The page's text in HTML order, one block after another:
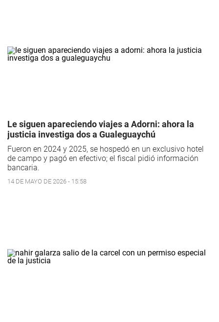
Le siguen apareciendo viajes a Adorni: ahora la
justicia investiga dos a Gualeguaychú
Fueron en 2024 y 2025, se hospedó en un exclusivo hotel
de campo y pagó en efectivo; el fiscal pidió información
bancaria.
14 DE MAYO DE 2026 - 15:58